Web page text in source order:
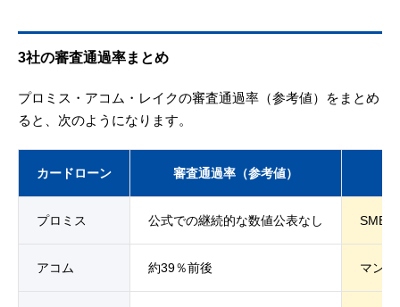
3社の審査通過率まとめ
プロミス・アコム・レイクの審査通過率（参考値）をまとめ
ると、次のようになります。
カードローン 審査通過率（参考値）
プロミス 公式での継続的な数値公表なし SMBC
アコム 約39％前後 マン